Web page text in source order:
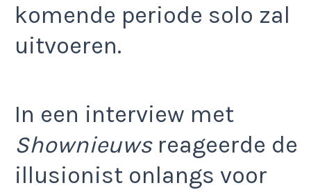
komende periode solo zal
uitvoeren.
In een interview met
Shownieuwsreageerde de
illusionist onlangs voor